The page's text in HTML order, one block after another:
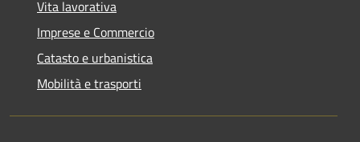
Vita lavorativa
Imprese e Commercio
Catasto e urbanistica
Mobilità e trasporti